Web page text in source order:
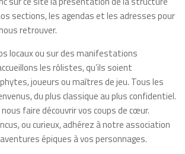
sections, les agendas et les adresses pour
retrouver.
locaux ou sur des manifestations
les rôlistes, qu’ils soient
joueurs ou maîtres de jeu. Tous les
du plus classique au plus confidentiel.
faire découvrir vos coups de cœur.
ou curieux, adhérez à notre association
épiques à vos personnages.